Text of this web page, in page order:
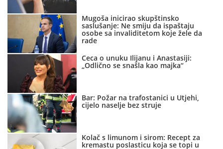
Mugoša inicirao skupštinsko
saslušanje: Ne smiju da ispaštaju
osobe sa invaliditetom koje žele da
rade
Ceca o unuku Ilijanu i Anastasiji:
„Odlično se snašla kao majka“
Bar: Požar na trafostanici u Utjehi,
cijelo naselje bez struje
Kolač s limunom i sirom: Recept za
kremastu poslasticu koja se topi u